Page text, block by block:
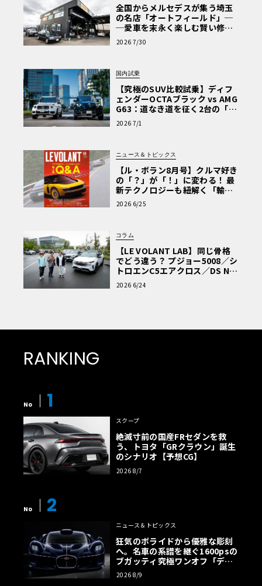
全国からメルセデスが集う埼玉
の名店「オートフィールド」─
─愛車を末永く楽しむ賢い修理
術と、プロがフックス製オイル
を選ぶ理由〈PR〉
2026 7/30
国内試乗
【究極のSUV比較試乗】ディフ
ェンダーOCTAブラック vs AMG
G63：道なき道を征く2台の「対
極的アプローチ」
2026 7/1
ニュース＆トピックス
【ル・ボラン8月号】クルマ好き
の「？」が「！」に変わる！ 最
新テクノロジーも紐解く「輸入
車Q&A」
2026 6/25
コラム
【LE VOLANT LAB】同じ骨格
でどう違う？ プジョー5008／シ
トロエンC5エアクロス／DS Nº4
読者一気乗りレポート
2026 6/24
RANKING
No 1
スクープ
絶滅寸前の国産FRセダンを救
う、トヨタ「GRクラウン」誕生
のシナリオ【予想CG】
2026 8/7
No 2
ニュース＆トピックス
狂気のボライドから優雅な彫刻
へ。名車の系譜を継ぐ1600psの
ブガッティ究極ワンオフ「デス
トリエ」
2026 8/9